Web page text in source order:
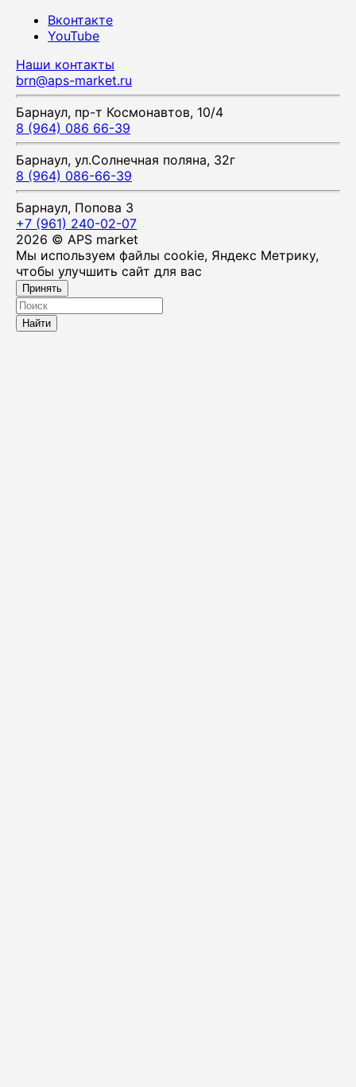
Вконтакте
YouTube
Наши контакты
brn@aps-market.ru
Барнаул, пр-т Космонавтов, 10/4
8 (964) 086 66-39
Барнаул, ул.Солнечная поляна, 32г
8 (964) 086-66-39
Барнаул, Попова 3
+7 (961) 240-02-07
2026 © APS market
Мы используем файлы cookie, Яндекс Метрику,
чтобы улучшить сайт для вас
Принять
Найти